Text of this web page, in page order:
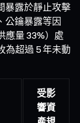
暴露於靜止攻擊
公鑰暴露等因
應量 33%）處
為超過 5 年未動
受影
響資